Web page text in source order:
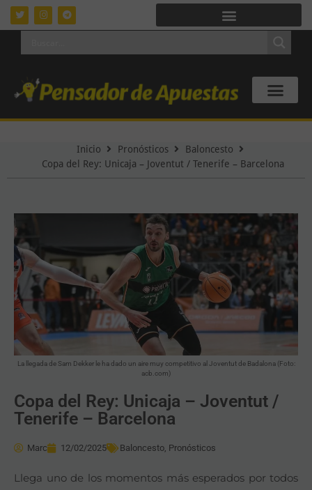
Inicio Pronósticos
Baloncesto
Copa del Rey: Unicaja – Joventut / Tenerife – Barcelona
La llegada de Sam Dekker le ha dado un aire muy competitivo al Joventut de Badalona (Foto:
acb.com)
Copa del Rey: Unicaja – Joventut /
Tenerife – Barcelona
Marc 12/02/2025 Baloncesto, Pronósticos
Llega uno de los momentos más esperados por todos